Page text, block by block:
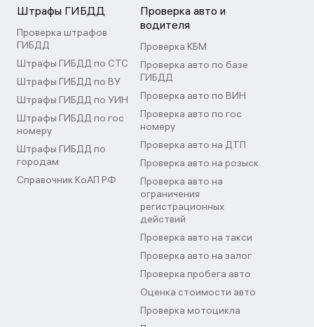
Штрафы ГИБДД
Проверка штрафов
ГИБДД
Штрафы ГИБДД по СТС
Штрафы ГИБДД по ВУ
Штрафы ГИБДД по УИН
Штрафы ГИБДД по гос
номеру
Штрафы ГИБДД по
городам
Справочник КоАП РФ
Проверка авто и
водителя
Проверка КБМ
Проверка авто по базе
ГИБДД
Проверка авто по ВИН
Проверка авто по гос
номеру
Проверка авто на ДТП
Проверка авто на розыск
Проверка авто на
ограничения
регистрационных
действий
Проверка авто на такси
Проверка авто на залог
Проверка пробега авто
Оценка стоимости авто
Проверка мотоцикла